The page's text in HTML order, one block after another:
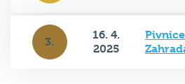
3.
16. 4.
2025
Pivnice